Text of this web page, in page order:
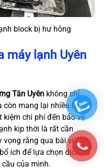
block bị hư hỏng
máy lạnh Uyên
Tân Uyênkhông chỉ
mang lại nhiều lợi ích
chi phí đến bảo vệ
kịp thời là rất cần
vọng rằng qua bài viết
ích để lựa chọn dịch vụ
của mình.